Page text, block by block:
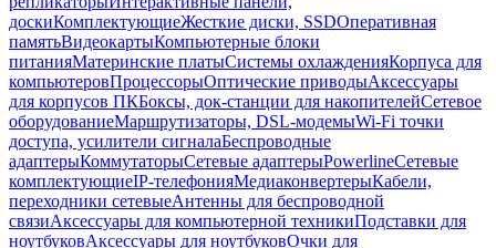
доскиКомплектующиеЖесткие диски, SSDОперативная
памятьВидеокартыКомпьютерные блоки
питанияМатеринские платыСистемы охлажденияКорпуса для
компьютеровПроцессорыОптические приводыАксессуары
для корпусов ПКБоксы, док-станции для накопителейСетевое
оборудованиеМаршрутизаторы, DSL-модемыWi-Fi точки
доступа, усилители сигналаБеспроводные
адаптерыКоммутаторыСетевые адаптерыPowerlineСетевые
комплектующиеIP-телефонияМедиаконвертерыКабели,
переходники сетевыеАнтенны для беспроводной
связиАксессуары для компьютерной техникиПодставки для
ноутбуковАксессуары для ноутбуковОчки для